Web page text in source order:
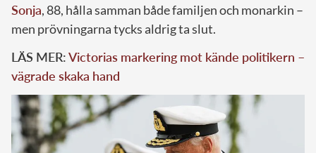
Sonja, 88, hålla samman både familjen och monarkin –
men prövningarna tycks aldrig ta slut.
LÄS MER:Victorias markering mot kände politikern –
vägrade skaka hand